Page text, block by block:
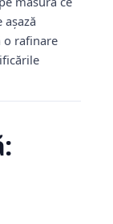
așază
o rafinare